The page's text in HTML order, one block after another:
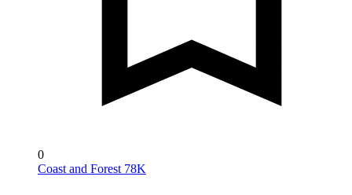
0
Coast and Forest 78K